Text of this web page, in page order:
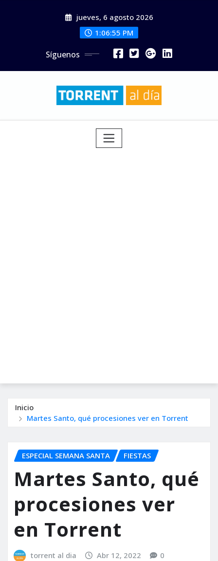
jueves, 6 agosto 2026
1:06:56 PM
Síguenos
Inicio
Martes Santo, qué procesiones ver en Torrent
ESPECIAL SEMANA SANTA FIESTAS
Martes Santo, qué
procesiones ver
en Torrent
torrent al dia Abr 12, 2022 0